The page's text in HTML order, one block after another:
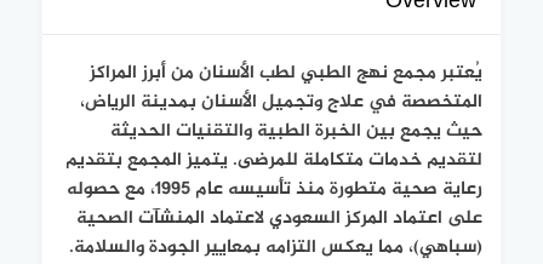
يُعتبر مجمع نهج الطبي لطب الأسنان من أبرز المراكز
المتخصصة في علاج وتجميل الأسنان بمدينة الرياض،
حيث يجمع بين الخبرة الطبية والتقنيات الحديثة
لتقديم خدمات متكاملة للمرضى. يتميز المجمع بتقديم
رعاية صحية متطورة منذ تأسيسه عام 1995، مع حصوله
على اعتماد المركز السعودي لاعتماد المنشآت الصحية
(سباهي)، مما يعكس التزامه بمعايير الجودة والسلامة.